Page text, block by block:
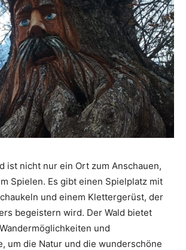
ist nicht nur ein Ort zum Anschauen,
Spielen. Es gibt einen Spielplatz mit
und einem Klettergerüst, der
begeistern wird. Der Wald bietet
und
um die Natur und die wunderschöne